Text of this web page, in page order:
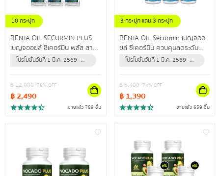
10 กระปุก
BENJA OIL SECURMIN PLUS
เบญจออยล์ ซีเคอร์มิน พลัส สาร
สกัดจากธรรมชาติสูงสุด 12 ชนิด
โปรโมชั่นวันที่ 1 มี.ค. 2569 -
฿12,000 79% OFF
฿2,490
ขายแล้ว 789 ชิ้น
3 กระปุก แถม 3 กระปุก
BENJA OIL Securmin เบญจออ
ยล์ ซีเคอร์มิน ควบคุมลดระดับ
คอเลสเตอรอล ป้องกันข้อเข่าเสื่อม
โปรโมชั่นวันที่ 1 มี.ค. 2569 -
฿5,400 74% OFF
฿1,390
ขายแล้ว 659 ชิ้น